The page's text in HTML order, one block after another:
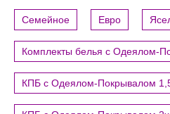
Семейное Евро
Комплекты белья с Одеялом-
КПБ с Одеялом-Покрывалом